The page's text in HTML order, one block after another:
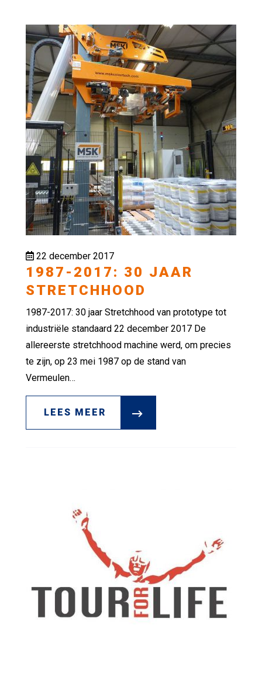
22 december 2017
1987-2017: 30 JAAR
STRETCHHOOD
1987-2017: 30 jaar Stretchhood van prototype tot
industriële standaard 22 december 2017 De
allereerste stretchhood machine werd, om precies
te zijn, op 23 mei 1987 op de stand van
Vermeulen…
LEES MEER